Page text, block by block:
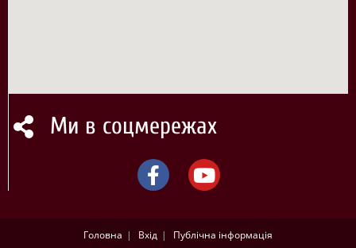
Ми в соцмережах
Головна Вхід Публічна інформація